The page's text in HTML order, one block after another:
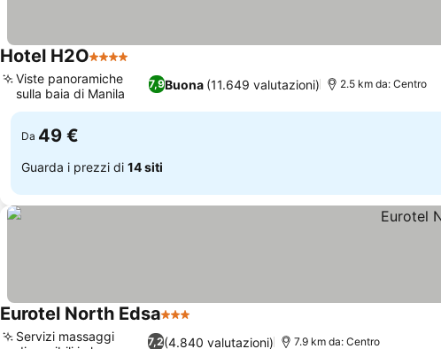
Hotel H2O4 Stelle
7,9Buona (11.649 valutazioni)
Viste panoramiche
sulla baia di Manila
2.5 km da: Centro
Da 49 €
Guarda i prezzi di 14 siti
Eurotel North Edsa3 Stelle
7,2(4.840 valutazioni)
Servizi massaggi
7.9 km da: Centro